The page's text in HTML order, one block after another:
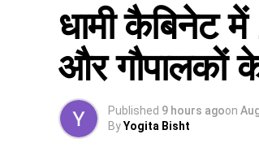
धामी कैबिनेट
और गौपालकों
Published 9 hours agoon
ByYogita Bisht